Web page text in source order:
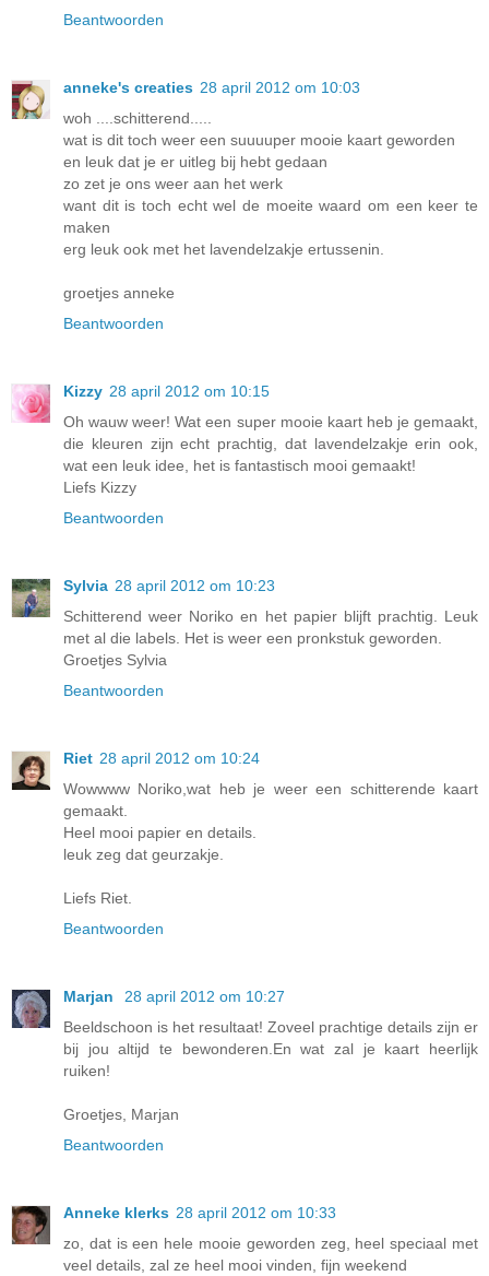
Beantwoorden
anneke's creaties 28 april 2012 om 10:03
woh ....schitterend.....
wat is dit toch weer een suuuuper mooie kaart geworden
en leuk dat je er uitleg bij hebt gedaan
zo zet je ons weer aan het werk
want dit is toch echt wel de moeite waard om een keer te
maken
erg leuk ook met het lavendelzakje ertussenin.
groetjes anneke
Beantwoorden
Kizzy 28 april 2012 om 10:15
Oh wauw weer! Wat een super mooie kaart heb je gemaakt,
die kleuren zijn echt prachtig, dat lavendelzakje erin ook,
wat een leuk idee, het is fantastisch mooi gemaakt!
Liefs Kizzy
Beantwoorden
Sylvia 28 april 2012 om 10:23
Schitterend weer Noriko en het papier blijft prachtig. Leuk
met al die labels. Het is weer een pronkstuk geworden.
Groetjes Sylvia
Beantwoorden
Riet 28 april 2012 om 10:24
Wowwww Noriko,wat heb je weer een schitterende kaart
gemaakt.
Heel mooi papier en details.
leuk zeg dat geurzakje.
Liefs Riet.
Beantwoorden
Marjan
28 april 2012 om 10:27
Beeldschoon is het resultaat! Zoveel prachtige details zijn er
bij jou altijd te bewonderen.En wat zal je kaart heerlijk
ruiken!
Groetjes, Marjan
Beantwoorden
Anneke klerks 28 april 2012 om 10:33
zo, dat is een hele mooie geworden zeg, heel speciaal met
veel details, zal ze heel mooi vinden, fijn weekend